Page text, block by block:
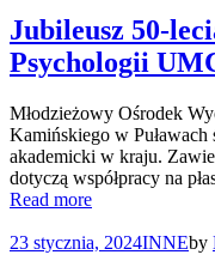
Jubileusz 50-
Psychologii
Młodzieżowy Ośrodek
Kamińskiego w Puławach
akademicki w kraju.
dotyczą współpracy na
Read more
23 stycznia, 2024INNEby